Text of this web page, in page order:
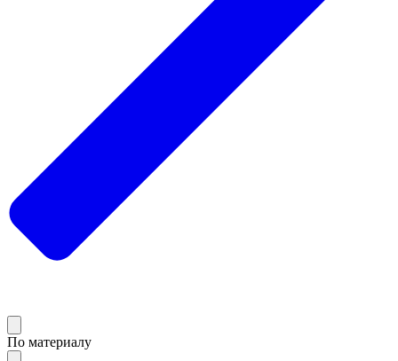
По материалу